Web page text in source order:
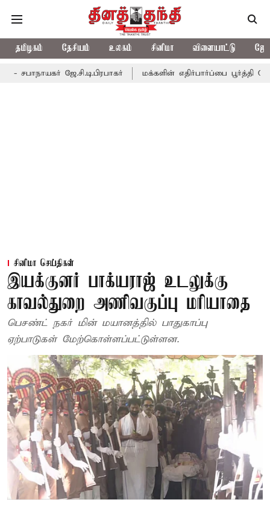
தமிழகம் தேசியம் உலகம் சினிமா விளையாட்டு
ஜே.சி.டி.பிரபாகர் மக்களின் எதிர்பார்ப்பை பூர்த்தி செய்யாத
சினிமா செய்திகள்
இயக்குனர் பாக்யராஜ் உடலுக்கு
காவல்துறை அணிவகுப்பு மரியாதை
பெசண்ட் நகர் மின் மயானத்தில் பாதுகாப்பு
ஏற்பாடுகள் மேற்கொள்ளப்பட்டுள்ளன.